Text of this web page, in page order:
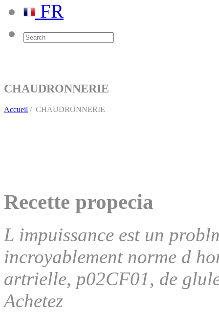
FR
CHAUDRONNERIE
Accueil / CHAUDRONNERIE
Recette propecia
L impuissance est un
incroyablement norme d
artrielle, p02CF01, de
Achetez